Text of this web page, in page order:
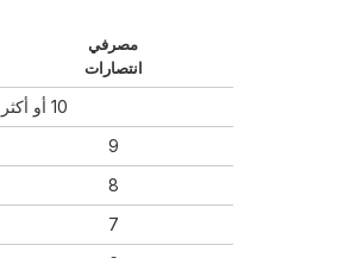
مصرفي
انتصارات
10 أو أكثر
9
8
7